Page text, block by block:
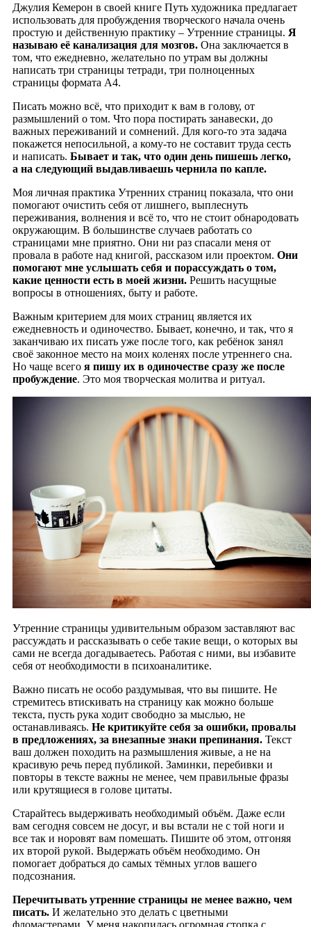
Джулия Кемерон в своей книге Путь художника предлагает
использовать для пробуждения творческого начала очень
простую и действенную практику – Утренние страницы. Я
называю её канализация для мозгов.Она заключается в
том, что ежедневно, желательно по утрам вы должны
написать три страницы тетради, три полноценных
страницы формата А4.
Писать можно всё, что приходит к вам в голову, от
размышлений о том. Что пора постирать занавески, до
важных переживаний и сомнений. Для кого-то эта задача
покажется непосильной, а кому-то не составит труда сесть
и написать. Бывает и так, что один день пишешь легко,
а на следующий выдавливаешь чернила по капле.
Моя личная практика Утренних страниц показала, что они
помогают очистить себя от лишнего, выплеснуть
переживания, волнения и всё то, что не стоит обнародовать
окружающим. В большинстве случаев работать со
страницами мне приятно. Они ни раз спасали меня от
провала в работе над книгой, рассказом или проектом. Они
помогают мне услышать себя и порассуждать о том,
какие ценности есть в моей жизни.Решить насущные
вопросы в отношениях, быту и работе.
Важным критерием для моих страниц является их
ежедневность и одиночество. Бывает, конечно, и так, что я
заканчиваю их писать уже после того, как ребёнок занял
своё законное место на моих коленях после утреннего сна.
Но чаще всего я пишу их в одиночестве сразу же после
пробуждение. Это моя творческая молитва и ритуал.
Утренние страницы удивительным образом заставляют вас
рассуждать и рассказывать о себе такие вещи, о которых вы
сами не всегда догадываетесь. Работая с ними, вы избавите
себя от необходимости в психоаналитике.
Важно писать не особо раздумывая, что вы пишите. Не
стремитесь втискивать на страницу как можно больше
текста, пусть рука ходит свободно за мыслью, не
останавливаясь. Не критикуйте себя за ошибки, провалы
в предложениях, за внезапные знаки препинания.Текст
ваш должен походить на размышления живые, а не на
красивую речь перед публикой. Заминки, перебивки и
повторы в тексте важны не менее, чем правильные фразы
или крутящиеся в голове цитаты.
Старайтесь выдерживать необходимый объём. Даже если
вам сегодня совсем не досуг, и вы встали не с той ноги и
все так и норовят вам помешать. Пишите об этом, отгоняя
их второй рукой. Выдержать объём необходимо. Он
помогает добраться до самых тёмных углов вашего
подсознания.
Перечитывать утренние страницы не менее важно, чем
писать.И желательно это делать с цветными
фломастерами. У меня накопилась огромная стопка с